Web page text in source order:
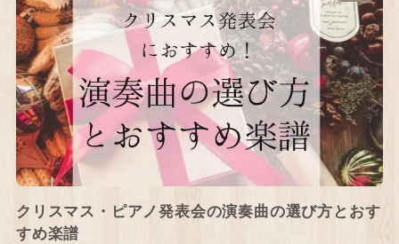
クリスマス・ピアノ発表会の演奏曲の選び方とおす
すめ楽譜